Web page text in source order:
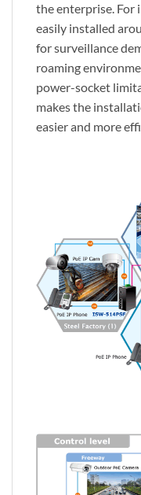
the enterprise. For
easily installed
for surveillance
roaming
power-socket
makes the
easier and more